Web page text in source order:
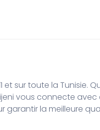
vous connecte
la meilleure